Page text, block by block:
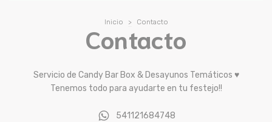
Inicio > Contacto
Contacto
Servicio de Candy Bar Box & Desayunos Temáticos ♥
Tenemos todo para ayudarte en tu festejo!!
541121684748